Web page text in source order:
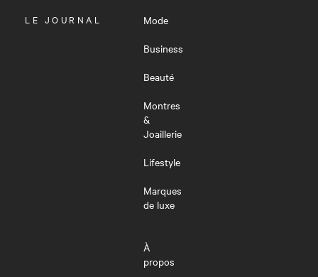
OUVRIR
LE JOURNAL
Mode
Business
Beauté
Montres
&
Joaillerie
Lifestyle
Marques
de luxe
À
propos